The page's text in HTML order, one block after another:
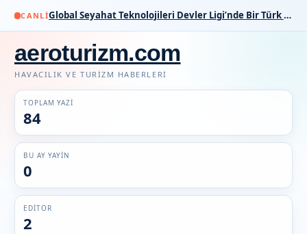
CANLI Global Seyahat Teknolojileri Devler Ligi’nde Bir Türk İmzası
aeroturizm.com
HAVACILIK VE TURIZM HABERLERI
TOPLAM YAZI
84
BU AY YAYIN
0
EDITOR
2